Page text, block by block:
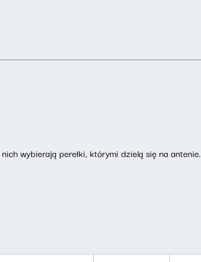
wybierają perełki, którymi dzielą się na antenie.